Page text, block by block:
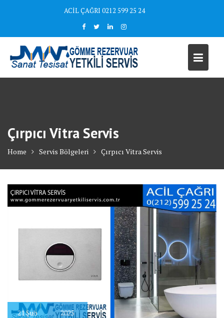
ACİL ÇAĞRI 0212 599 25 24
Çırpıcı Vitra Servis
Home Servis Bölgeleri Çırpıcı Vitra Servis
21Şub 2025